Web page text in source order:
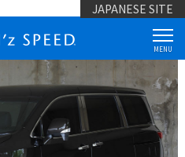
JAPANESE SITE
MENU